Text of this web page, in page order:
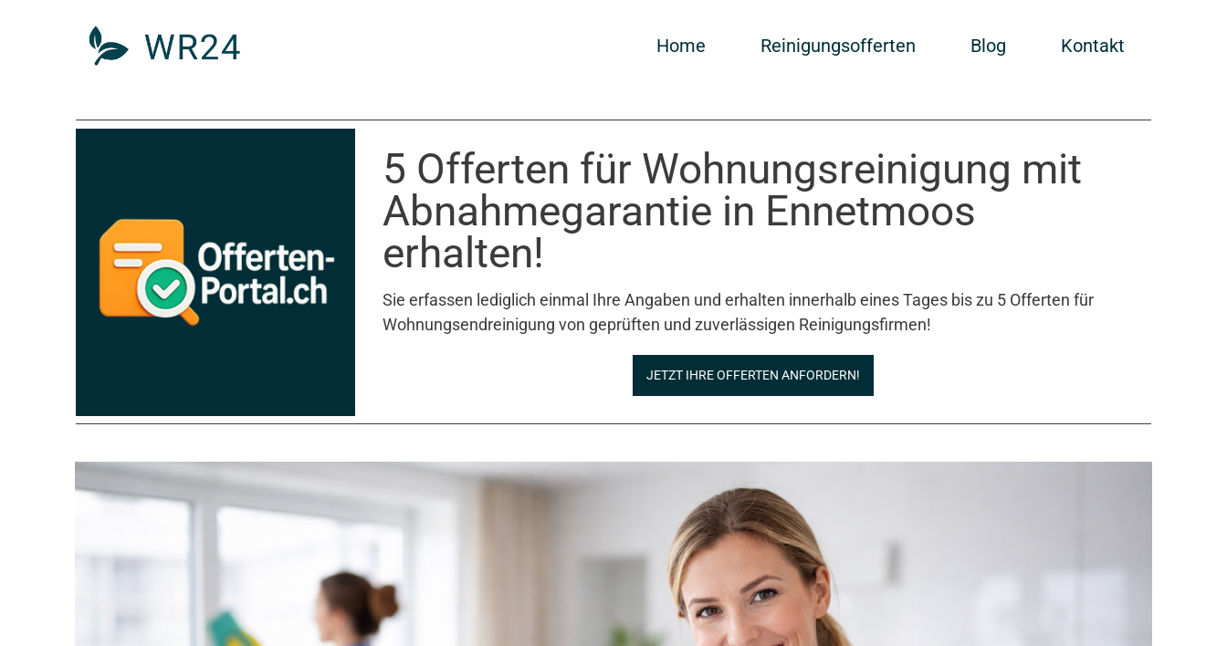
Home Reinigungsofferten Blog Kontakt
5 Offerten für Wohnungsreinigung mit
Abnahmegarantie in Ennetmoos
erhalten!
Sie erfassen lediglich einmal Ihre Angaben und erhalten innerhalb eines Tages bis zu 5 Offerten für
Wohnungsendreinigung von geprüften und zuverlässigen Reinigungsfirmen!
JETZT IHRE OFFERTEN ANFORDERN!